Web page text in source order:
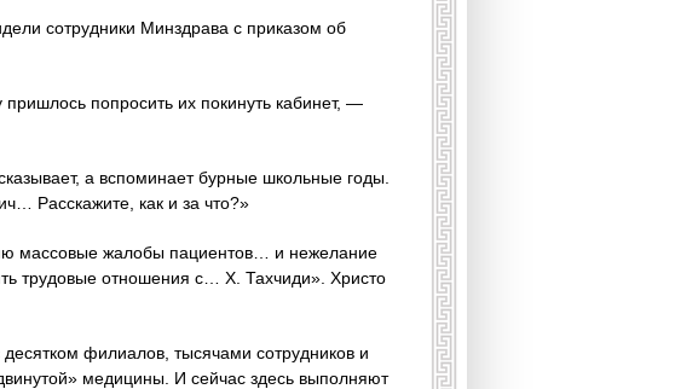
сотрудники Минздрава с приказом об
попросить их покинуть кабинет, —
а вспоминает бурные школьные годы.
Расскажите, как и за что?»
массовые жалобы пациентов… и нежелание
трудовые отношения c… Х. Тахчиди». Христо
филиалов, тысячами сотрудников и
медицины. И сейчас здесь выполняют